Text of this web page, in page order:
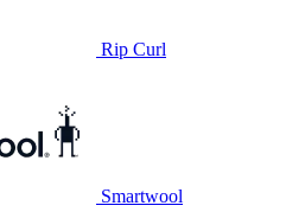
Rip Curl
Smartwool